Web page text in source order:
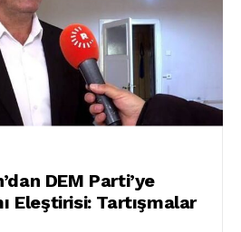
DEM Parti’ye
Eleştirisi: Tartışmalar